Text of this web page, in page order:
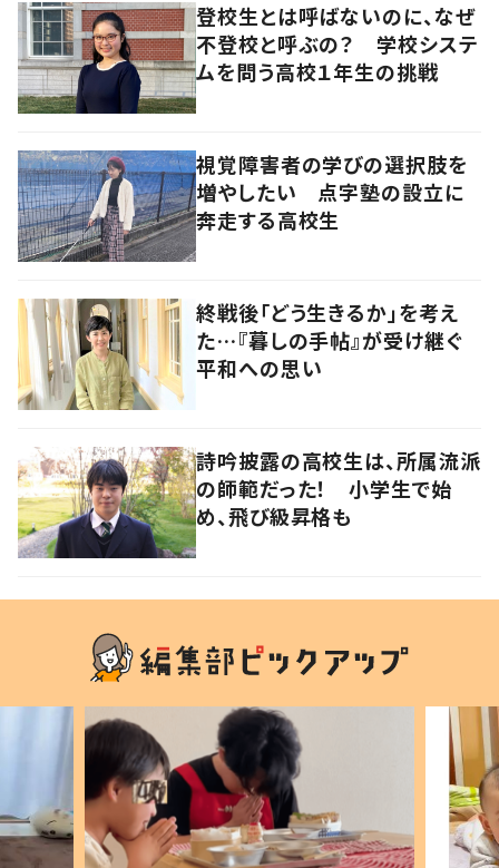
登校生とは呼ばないのに、なぜ
不登校と呼ぶの？ 学校システ
ムを問う高校１年生の挑戦
視覚障害者の学びの選択肢を
増やしたい 点字塾の設立に
奔走する高校生
終戦後「どう生きるか」を考え
た…『暮しの手帖』が受け継ぐ
平和への思い
詩吟披露の高校生は、所属流派
の師範だった！ 小学生で始
め、飛び級昇格も